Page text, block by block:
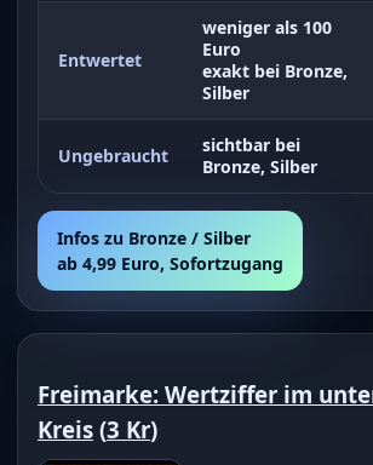
Entwertet
weniger als 100
Euro
exakt bei Bronze,
Silber
Ungebraucht
sichtbar bei
Bronze, Silber
Infos zu Bronze / Silber
ab 4,99 Euro, Sofortzugang
Freimarke: Wertziffer im
Kreis (3 Kr)